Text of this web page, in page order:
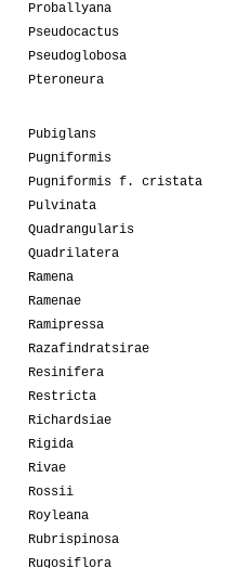
Proballyana
Pseudocactus
Pseudoglobosa
Pteroneura
Pubiglans
Pugniformis
Pugniformis f. cristata
Pulvinata
Quadrangularis
Quadrilatera
Ramena
Ramenae
Ramipressa
Razafindratsirae
Resinifera
Restricta
Richardsiae
Rigida
Rivae
Rossii
Royleana
Rubrispinosa
Rugosiflora